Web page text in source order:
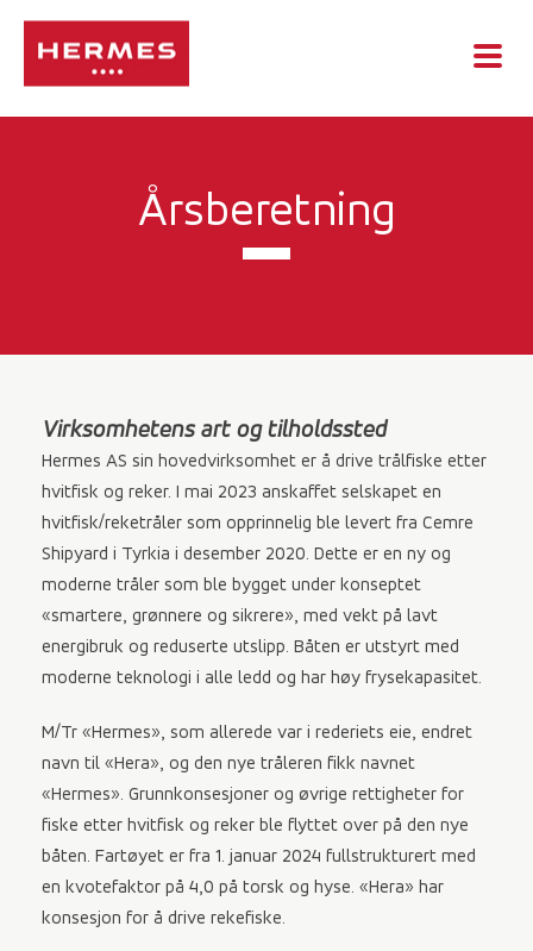
Årsberetning
Virksomhetens art og tilholdssted
Hermes AS sin hovedvirksomhet er å drive trålfiske etter
hvitfisk og reker. I mai 2023 anskaffet selskapet en
hvitfisk/reketråler som opprinnelig ble levert fra Cemre
Shipyard i Tyrkia i desember 2020. Dette er en ny og
moderne tråler som ble bygget under konseptet
«smartere, grønnere og sikrere», med vekt på lavt
energibruk og reduserte utslipp. Båten er utstyrt med
moderne teknologi i alle ledd og har høy frysekapasitet.
M/Tr «Hermes», som allerede var i rederiets eie, endret
navn til «Hera», og den nye tråleren fikk navnet
«Hermes». Grunnkonsesjoner og øvrige rettigheter for
fiske etter hvitfisk og reker ble flyttet over på den nye
båten. Fartøyet er fra 1. januar 2024 fullstrukturert med
en kvotefaktor på 4,0 på torsk og hyse. «Hera» har
konsesjon for å drive rekefiske.